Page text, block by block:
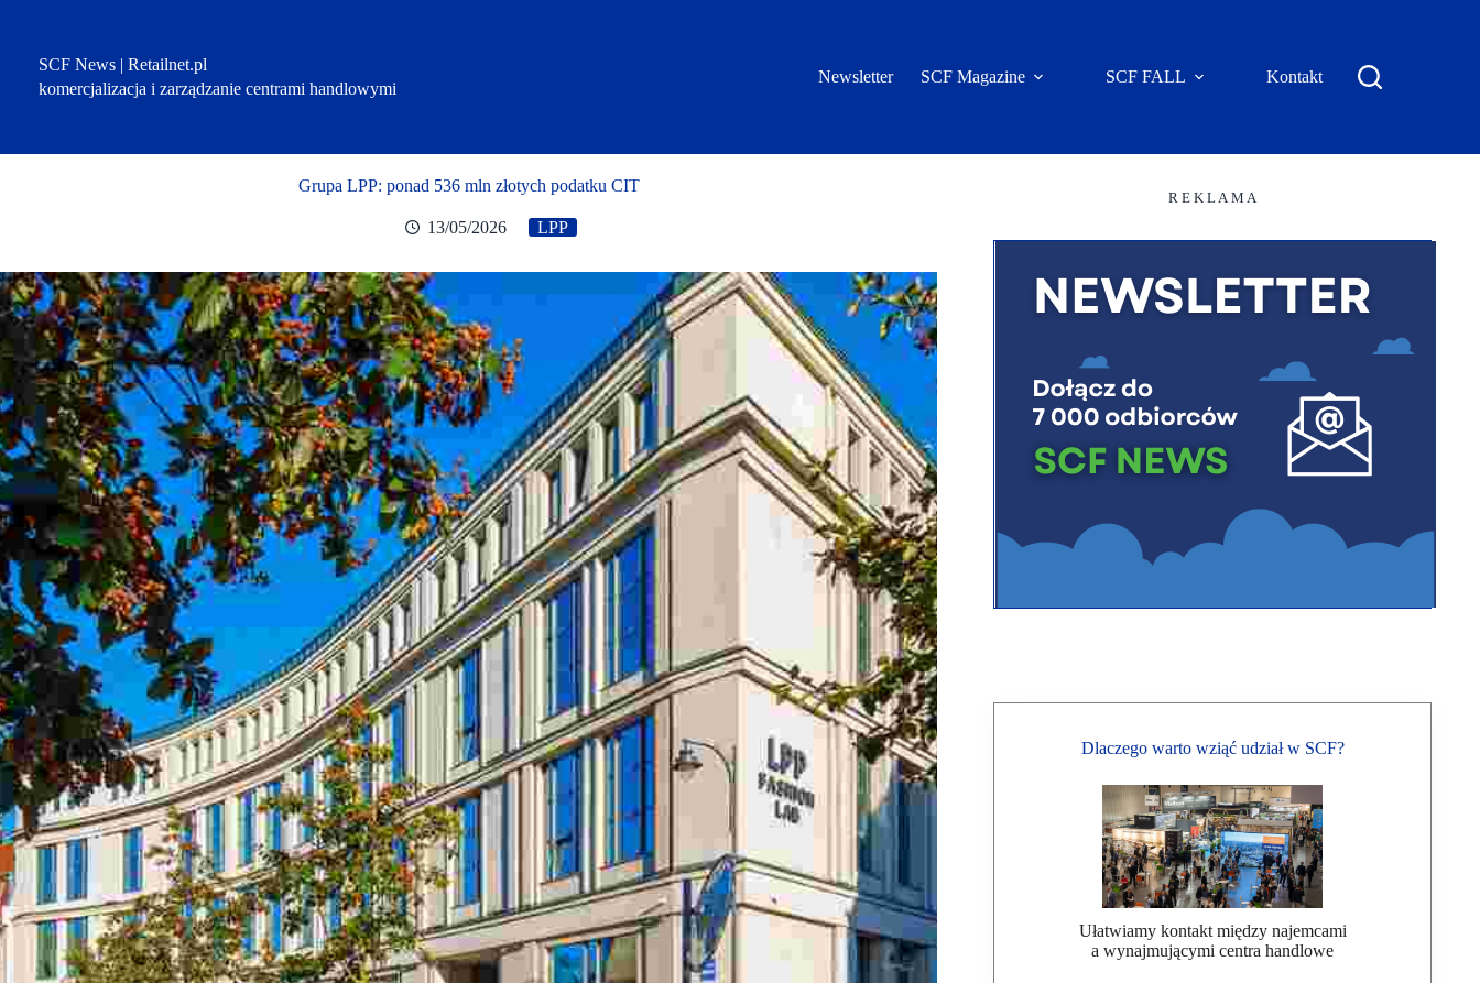
SCF News | Retailnet.pl
komercjalizacja i zarządzanie centrami handlowymi
Newsletter SCF Magazine SCF FALL Kontakt
Grupa LPP: ponad 536 mln złotych podatku CIT
13/05/2026 LPP
R E K L A M A
Dlaczego warto wziąć udział w SCF?
Ułatwiamy kontakt między najemcami
a wynajmującymi centra handlowe